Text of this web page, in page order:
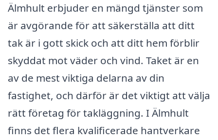
Älmhult erbjuder en mängd tjänster som
är avgörande för att säkerställa att ditt
tak är i gott skick och att ditt hem förblir
skyddat mot väder och vind. Taket är en
av de mest viktiga delarna av din
fastighet, och därför är det viktigt att välja
rätt företag för takläggning. I Älmhult
finns det flera kvalificerade hantverkare